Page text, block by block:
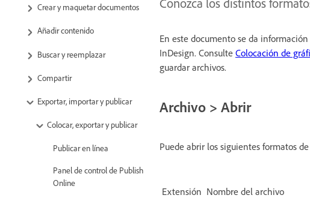
Crear y maquetar documentos
Añadir contenido
Buscar y reemplazar
Compartir
Exportar, importar y publicar
Colocar, exportar y publicar
Publicar en línea
Panel de control de Publish
Online
Conozca los distintos
En este documento se da
InDesign. Consulte Colocación de
guardar archivos.
Archivo > Abrir
Puede abrir los siguientes formatos
Extensión Nombre del archivo